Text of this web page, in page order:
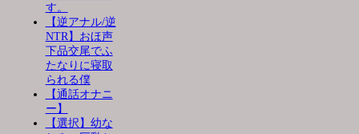
す。
【逆アナル/逆
NTR】おほ声
下品交尾でふ
たなりに寝取
られる僕
【通話オナニ
ー】
【選択】幼な